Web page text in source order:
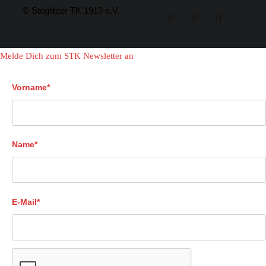
© Steglitzer TK 1913 e.V.
Melde Dich zum STK Newsletter an
Vorname*
Name*
E-Mail*